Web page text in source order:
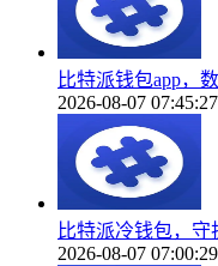
比特派钱包app，
2026-08-07 07:45:27
比特派冷钱包，
2026-08-07 07:00:29